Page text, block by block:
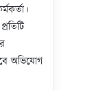
অভিযোগ